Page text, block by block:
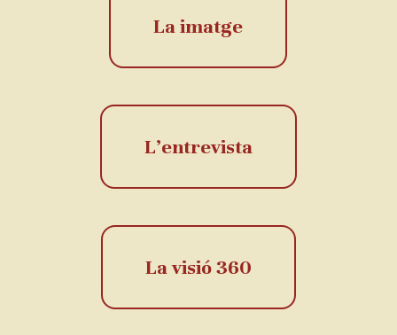
La imatge
L’entrevista
La visió 360